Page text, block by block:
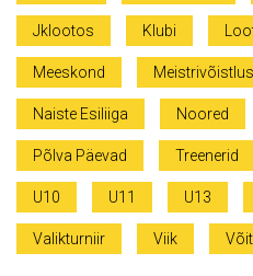
Jklootos Klubi
Meeskond
Naiste Esiliiga Noored
Põlva Päevad Treenerid
U10 U11 U13
Valikturniir Viik Võit